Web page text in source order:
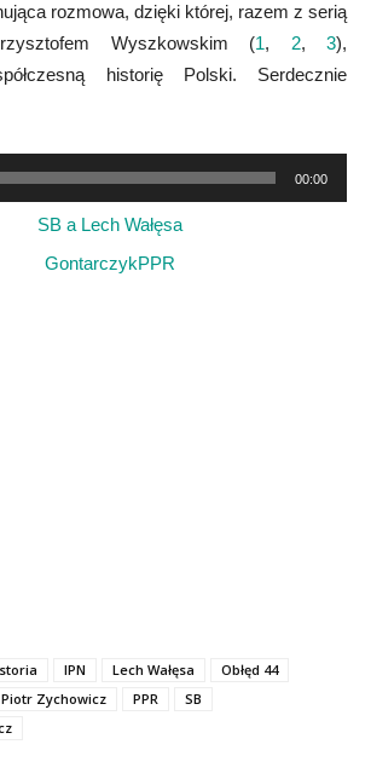
rozmowa, dzięki której, razem z serią
Wyszkowskim (1, 2, 3),
historię Polski. Serdecznie
00:00
IPN Lech Wałęsa
Obłęd 44
Piotr Zychowicz PPR
SB